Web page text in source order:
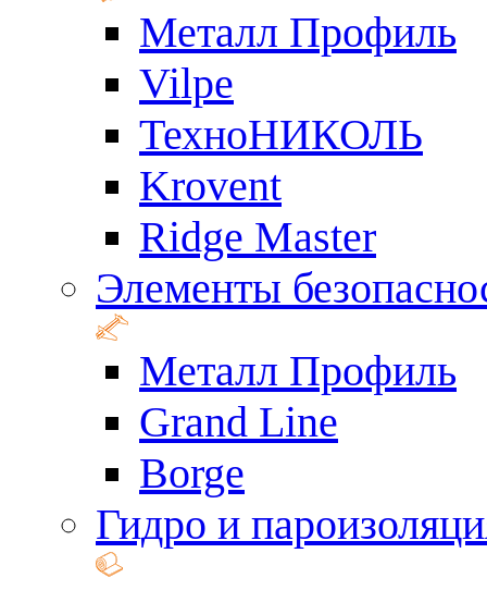
Металл Профиль
Vilpe
ТехноНИКОЛЬ
Krovent
Ridge Master
Элементы
Металл Профиль
Grand Line
Borge
Гидро и